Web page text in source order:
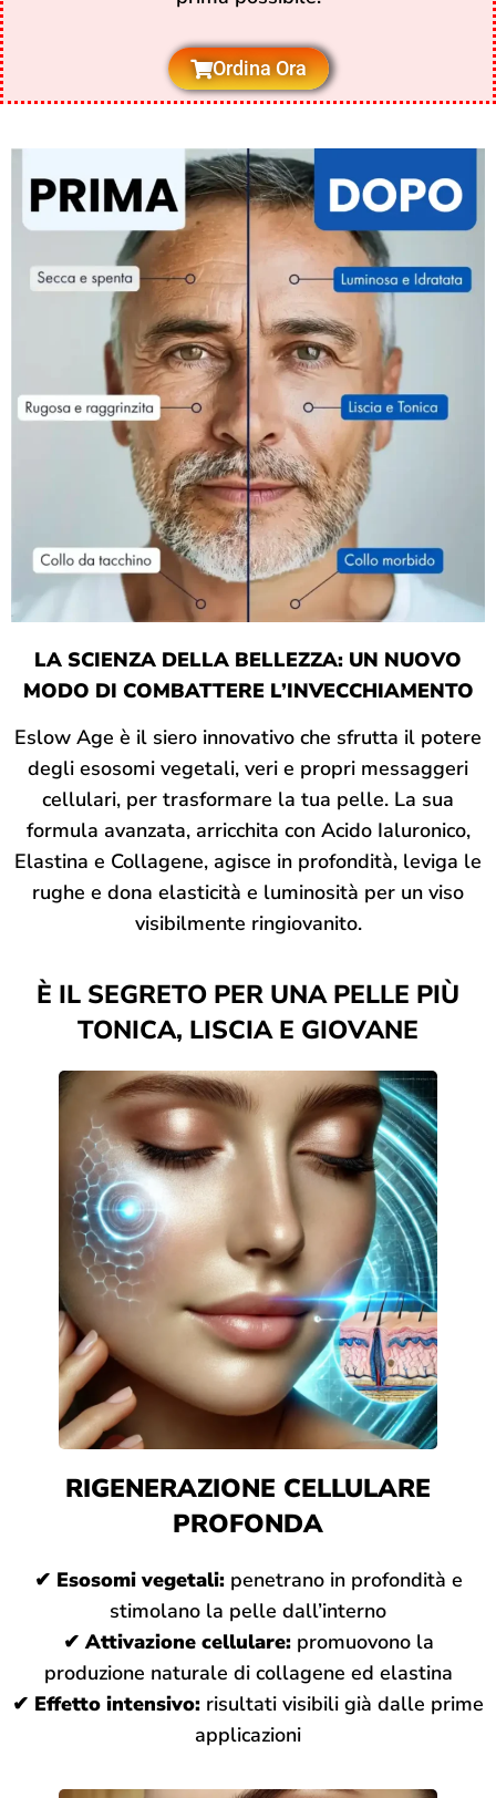
Ordina Ora
LA SCIENZA DELLA BELLEZZA: UN NUOVO
MODO DI COMBATTERE L’INVECCHIAMENTO
Eslow Age è il siero innovativo che sfrutta il potere
degli esosomi vegetali, veri e propri messaggeri
cellulari, per trasformare la tua pelle. La sua
formula avanzata, arricchita con Acido Ialuronico,
Elastina e Collagene, agisce in profondità, leviga le
rughe e dona elasticità e luminosità per un viso
visibilmente ringiovanito.
È IL SEGRETO PER UNA PELLE PIÙ
TONICA, LISCIA E GIOVANE
RIGENERAZIONE CELLULARE
PROFONDA
✔ Esosomi vegetali:penetrano in profondità e
stimolano la pelle dall’interno
✔Attivazione cellulare:promuovono la
produzione naturale di collagene ed elastina
✔ Effetto intensivo: risultati visibili già dalle prime
applicazioni